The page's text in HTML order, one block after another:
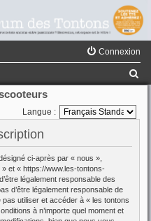
Connexion
Langue :
ci-après par « nous »,
et « https://www.les-tontons-
légalement responsable des
d’être légalement responsable de
utiliser et accéder à « les tontons
à n’importe quel moment et